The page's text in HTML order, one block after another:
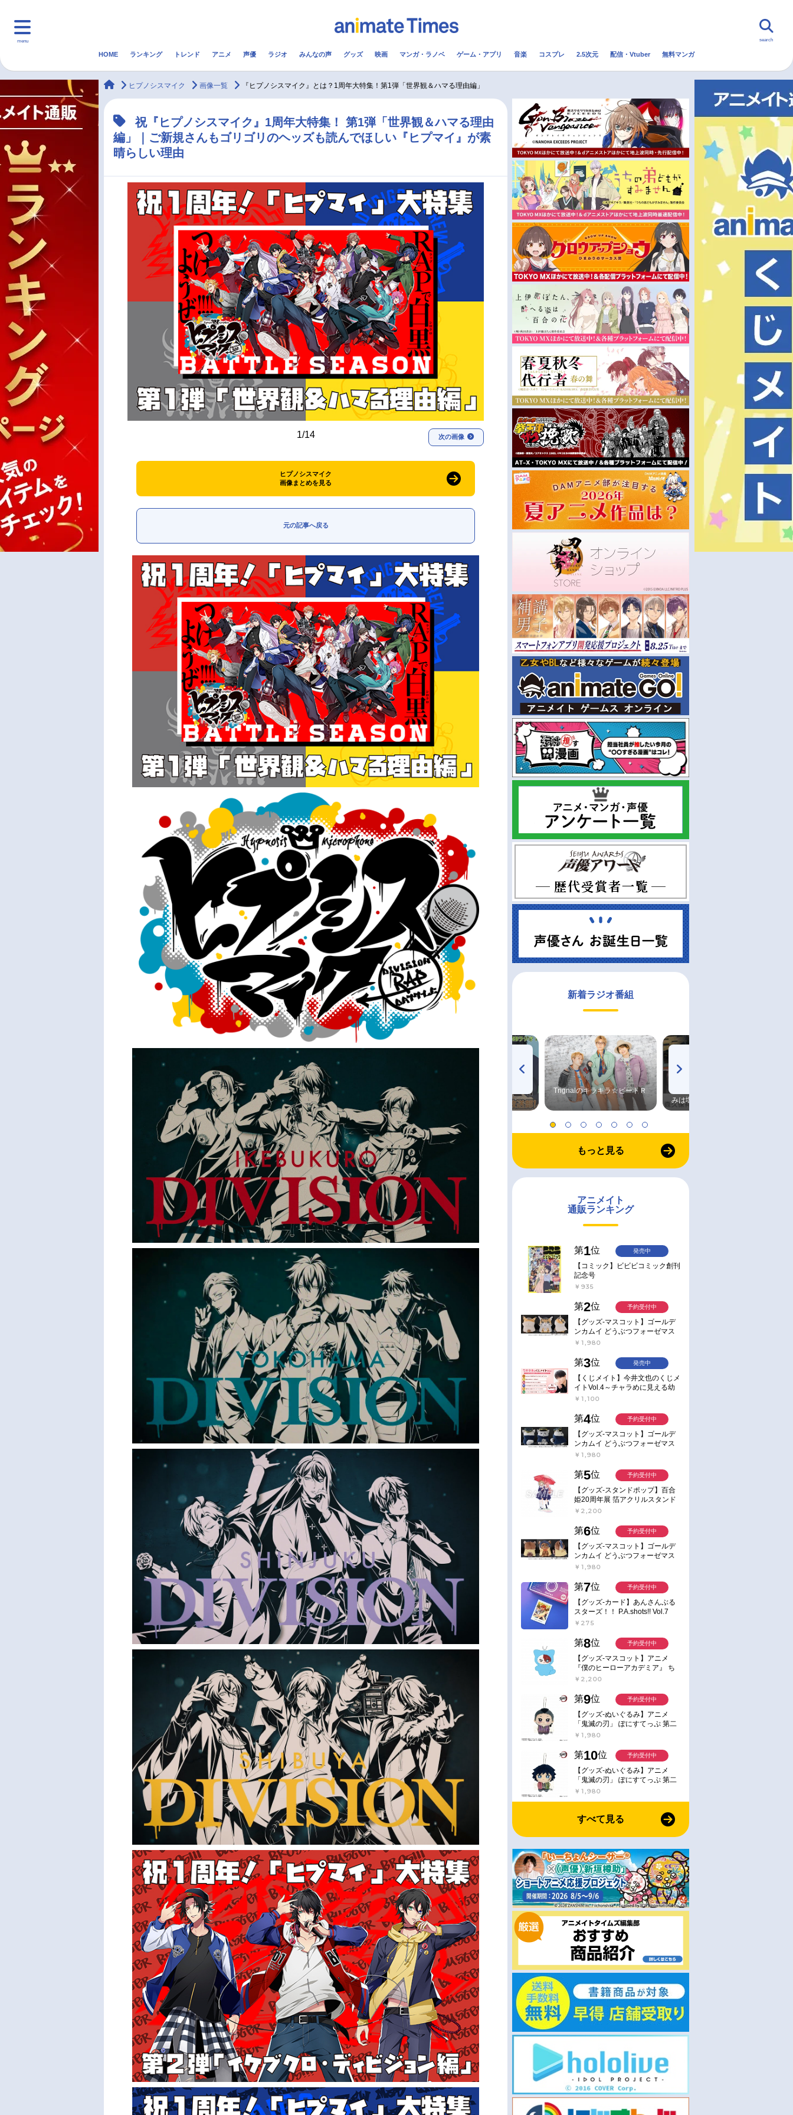
menu
マンガ・ラノベ ゲーム・アプリ 音楽 コスプレ 2.5次元 配信・Vtuber トレンド 無料マンガ
声優記事一覧 男性声優/女性声優一覧
今期アニメ曜日別一覧
夏アニメ
秋アニメ
冬アニメ
FOLLOW US
search
HOME ランキング トレンド アニメ 声優 ラジオ みんなの声 グッズ 映画 マンガ・ラノベ ゲーム・アプリ 音楽 コスプレ 2.5次元 配信・Vtuber 無料マンガ
animateTimes
ヒプノシスマイク 画像一覧 『ヒプノシスマイク』とは？1周年大特集！第1弾「世界観＆ハマる理由編」
祝『ヒプノシスマイク』1周年大特集！ 第1弾「世界観＆ハマる理由
編」｜ご新規さんもゴリゴリのヘッズも読んでほしい『ヒプマイ』が素
晴らしい理由
1/14 次の画像
ヒプノシスマイク
画像まとめを見る
元の記事へ戻る
新着ラジオ番組
TVアニメ『戦隊大失格』
radio 大直会 2nd season
Trignalのキラキラ☆ビートＲ
みは塩だけ
もっと見る
アニメイト
通販ランキング
第1位
【コミック】ビビビコミック創刊
記念号
￥935
発売中
第2位
【グッズ-マスコット】ゴールデ
ンカムイ どうぶつフォーゼマス
コット 4.尾形百之助【再販】
￥1,980
予約受付中
第3位
【くじメイト】今井文也のくじメ
イトVol.4～チャラめに見える幼
馴染、実は一途で独占欲が強いん
￥1,100
発売中
第4位
【グッズ-マスコット】ゴールデ
ンカムイ どうぶつフォーゼマス
コット 5.月島軍曹【再販】
￥1,980
予約受付中
第5位
【グッズ-スタンドポップ】百合
姫20周年展 箔アクリルスタンド
E：あおのなち
￥2,200
予約受付中
第6位
【グッズ-マスコット】ゴールデ
ンカムイ どうぶつフォーゼマス
コット 6.鯉登少尉【再販】
￥1,980
予約受付中
第7位
【グッズ-カード】あんさんぶる
スターズ！！ P.A.shots!! Vol.7
Action
￥275
予約受付中
第8位
【グッズ-マスコット】アニメ
『僕のヒーローアカデミア』 ち
みけもますこっと 7.轟凍焦
￥2,200
予約受付中
第9位
【グッズ-ぬいぐるみ】アニメ
「鬼滅の刃」 ぽにすてっぷ 第二
弾 不死川 玄弥
￥1,980
予約受付中
第10位
【グッズ-ぬいぐるみ】アニメ
「鬼滅の刃」 ぽにすてっぷ 第二
弾 冨岡 義勇
￥1,980
予約受付中
すべて見る